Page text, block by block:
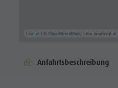
Leaflet | ©OpenStreetMap, Tiles courtesy of
Anfahrtsbeschreibung